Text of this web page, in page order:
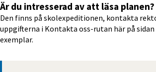
Är du intresserad av att läsa planen?
Den finns på skolexpeditionen, kontakta
uppgifterna i Kontakta oss-rutan här på
exemplar.